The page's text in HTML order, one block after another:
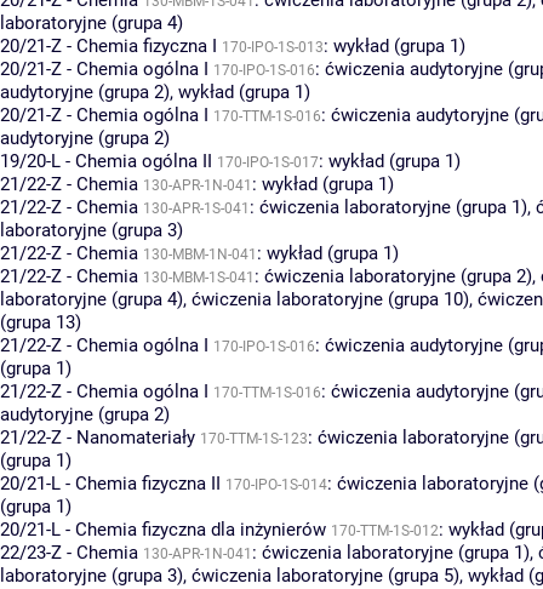
laboratoryjne (grupa 4)
20/21-Z - Chemia fizyczna I 170-IPO-1S-013: wykład (grupa 1)
20/21-Z - Chemia ogólna I 170-IPO-1S-016: ćwiczenia audytoryjne
audytoryjne (grupa 2), wykład (grupa 1)
20/21-Z - Chemia ogólna I 170-TTM-1S-016: ćwiczenia audytoryjne
audytoryjne (grupa 2)
19/20-L - Chemia ogólna II 170-IPO-1S-017: wykład (grupa 1)
21/22-Z - Chemia 130-APR-1N-041 : wykład (grupa 1)
21/22-Z - Chemia 130-APR-1S-041 : ćwiczenia laboratoryjne (grupa 1),
laboratoryjne (grupa 3)
21/22-Z - Chemia 130-MBM-1N-041 : wykład (grupa 1)
21/22-Z - Chemia 130-MBM-1S-041 : ćwiczenia laboratoryjne (grupa 2),
laboratoryjne (grupa 4), ćwiczenia laboratoryjne (grupa 10),
(grupa 13)
21/22-Z - Chemia ogólna I 170-IPO-1S-016: ćwiczenia audytoryjne
(grupa 1)
21/22-Z - Chemia ogólna I 170-TTM-1S-016: ćwiczenia audytoryjne
audytoryjne (grupa 2)
21/22-Z - Nanomateriały 170-TTM-1S-123: ćwiczenia laboratoryjne
(grupa 1)
20/21-L - Chemia fizyczna II 170-IPO-1S-014: ćwiczenia laboratoryjne
(grupa 1)
20/21-L - Chemia fizyczna dla inżynierów 170-TTM-1S-012: wykład
22/23-Z - Chemia 130-APR-1N-041 : ćwiczenia laboratoryjne (grupa 1),
laboratoryjne (grupa 3), ćwiczenia laboratoryjne (grupa 5), wykład